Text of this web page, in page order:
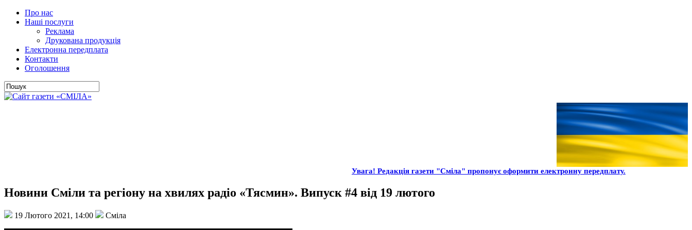
Про нас
Наші послуги
Реклама
Друкована продукція
Електронна передплата
Контакти
Оголошення
Увага! Редакція газети "Сміла" пропонує оформити електронну передплату.
Новини Сміли та регіону на хвилях радіо «Тясмин». Випуск #4 від 19 лютого
19 Лютого 2021, 14:00 Сміла